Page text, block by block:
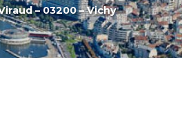
– 03200 – Vichy